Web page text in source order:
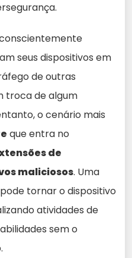
seus dispositivos em
de outras
troca de algum
o cenário mais
que entra no
de
maliciosos. Uma
tornar o dispositivo
atividades de
sem o